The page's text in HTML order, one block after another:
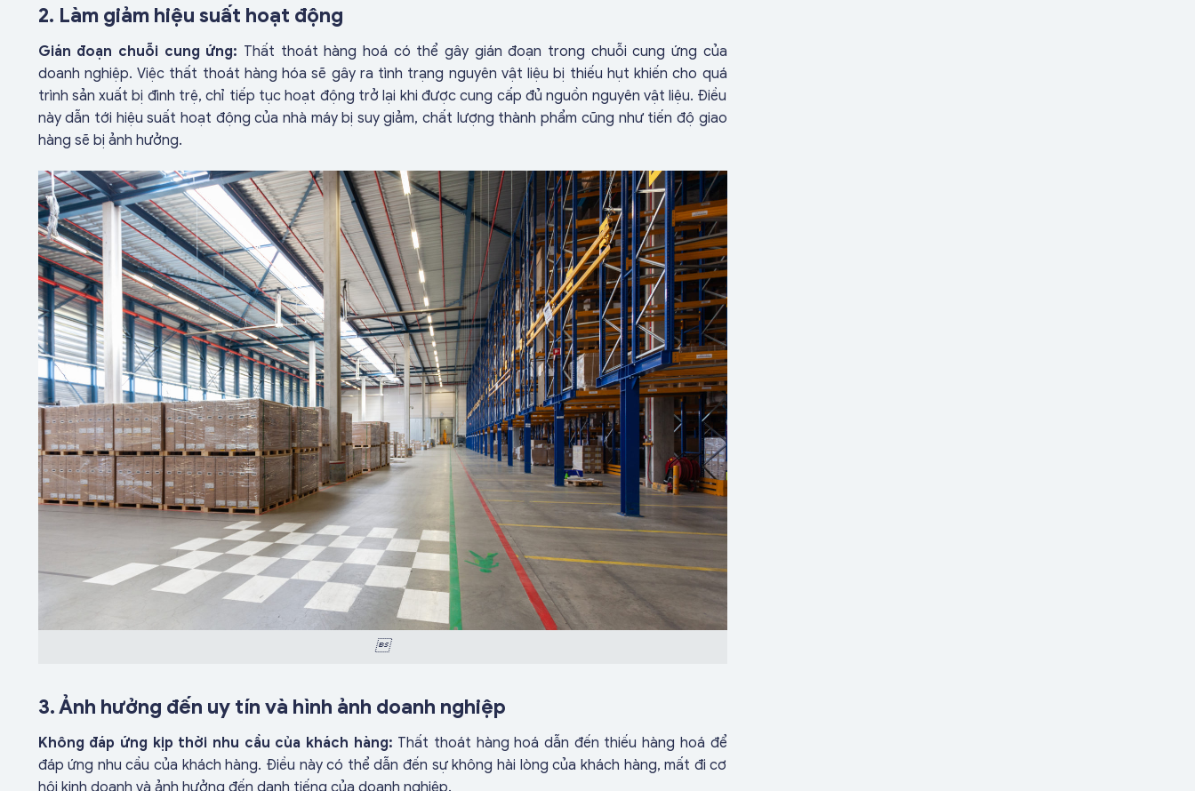
2. Làm giảm hiệu suất hoạt động
Gián đoạn chuỗi cung ứng: Thất thoát hàng hoá có thể gây gián đoạn trong chuỗi cung ứng của
doanh nghiệp. Việc thất thoát hàng hóa sẽ gây ra tình trạng nguyên vật liệu bị thiếu hụt khiến cho quá
trình sản xuất bị đình trệ, chỉ tiếp tục hoạt động trở lại khi được cung cấp đủ nguồn nguyên vật liệu. Điều
này dẫn tới hiệu suất hoạt động của nhà máy bị suy giảm, chất lượng thành phẩm cũng như tiến độ giao
hàng sẽ bị ảnh hưởng.

3. Ảnh hưởng đến uy tín và hình ảnh doanh nghiệp
Không đáp ứng kịp thời nhu cầu của khách hàng: Thất thoát hàng hoá dẫn đến thiếu hàng hoá để
đáp ứng nhu cầu của khách hàng. Điều này có thể dẫn đến sự không hài lòng của khách hàng, mất đi cơ